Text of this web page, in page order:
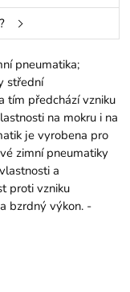
pneumatika;
střední
tím předchází vzniku
na mokru i na
je vyrobena pro
zimní pneumatiky
a
proti vzniku
bzrdný výkon. -